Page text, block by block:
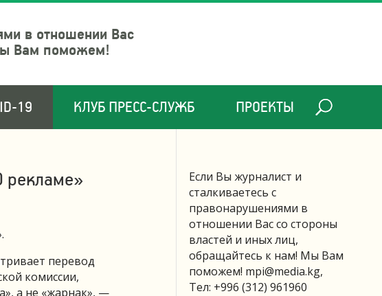
в отношении Вас
Вам поможем!
19 КЛУБ ПРЕСС-СЛУЖБ ПРОЕКТЫ
рекламе»
перевод
комиссии,
а не «жарнак», —
Если Вы журналист и
сталкиваетесь с
правонарушениями в
отношении Вас со стороны
властей и иных лиц,
обращайтесь к нам! Мы Вам
поможем! mpi@media.kg,
Тел: +996 (312) 961960